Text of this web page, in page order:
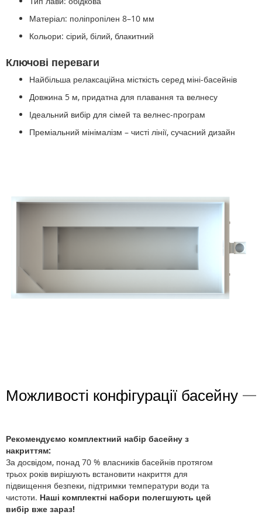
Матеріал: поліпропілен 8–10 мм
Кольори: сірий, білий, блакитний
Ключові переваги
Найбільша релаксаційна місткість серед міні-басейнів
Довжина 5 м, придатна для плавання та велнесу
Ідеальний вибір для сімей та велнес-програм
Преміальний мінімалізм – чисті лінії, сучасний дизайн
Можливості конфігурації басейну
Рекомендуємо комплектний набір басейну з
накриттям:
За досвідом, понад 70 % власників басейнів протягом
трьох років вирішують встановити накриття для
підвищення безпеки, підтримки температури води та
чистоти. Наші комплектні набори полегшують цей
вибір вже зараз!